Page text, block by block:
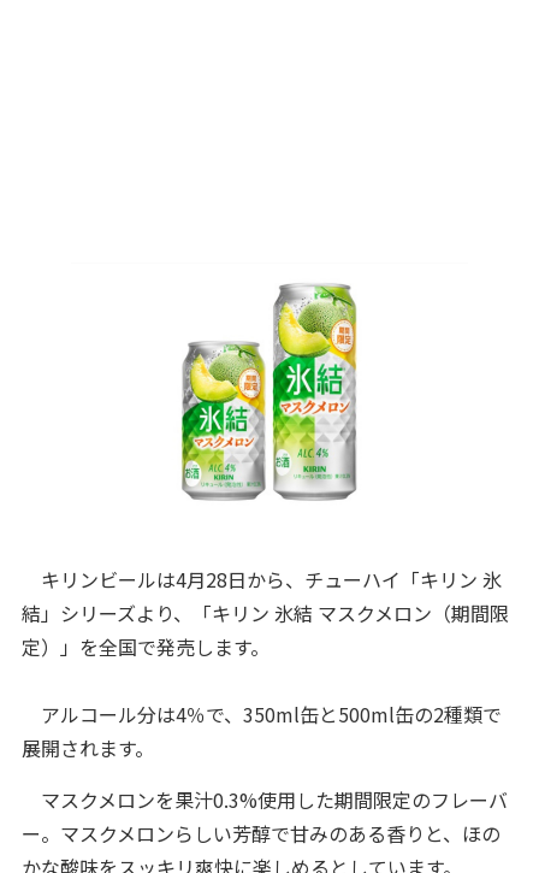
キリンビールは4月28日から、チューハイ「キリン 氷
結」シリーズより、「キリン 氷結 マスクメロン（期間限
定）」を全国で発売します。
アルコール分は4％で、350ml缶と500ml缶の2種類で
展開されます。
マスクメロンを果汁0.3%使用した期間限定のフレーバ
ー。マスクメロンらしい芳醇で甘みのある香りと、ほの
かな酸味をスッキリ爽快に楽しめるとしています。